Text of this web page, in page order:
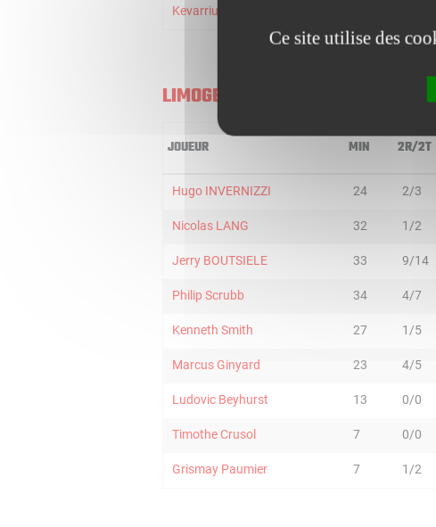
Kevarrius Hayes
LIMOGES
JOUEUR MIN 2R/2T
Hugo INVERNIZZI 24 2/3
Nicolas LANG 32 1/2
Jerry BOUTSIELE 33 9/14
Philip Scrubb 34 4/7
Kenneth Smith 27 1/5
Marcus Ginyard 23 4/5
Ludovic Beyhurst 13 0/0
Timothe Crusol 7 0/0
Grismay Paumier 7 1/2
Ce site utilise des